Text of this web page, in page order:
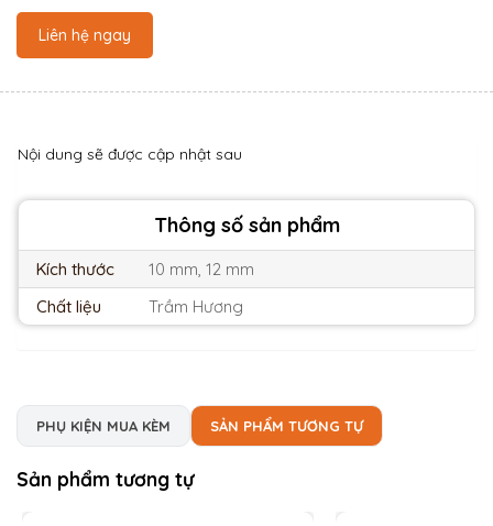
Liên hệ ngay
Thông số sản phẩm
Kích thước
10 mm, 12 mm
Chất liệu
Trầm Hương
Nội dung sẽ được cập nhật sau
PHỤ KIỆN MUA KÈM SẢN PHẨM TƯƠNG TỰ
Sản phẩm tương tự